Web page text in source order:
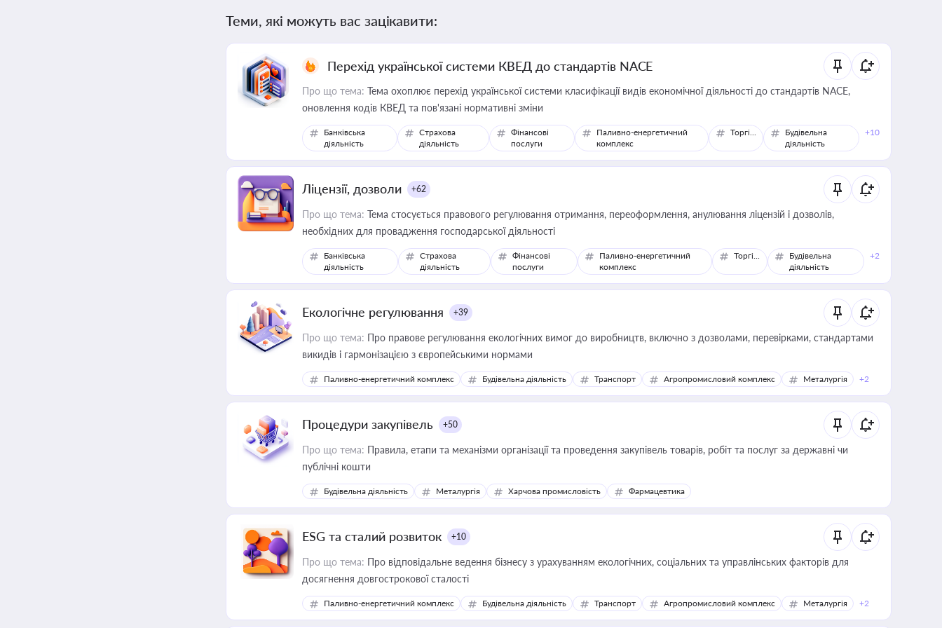
Теми, які можуть вас зацікавити:
Перехід української системи КВЕД до стандартів NACE
Про що тема: Тема охоплює перехід української системи класифікації видів економічної діяльності до стандартів NACE,
оновлення кодів КВЕД та пов'язані нормативні зміни
Банківська
діяльність
Страхова
діяльність
Фінансові
послуги
Паливно-енергетичний
комплекс
Торгівля
Будівельна
діяльність
+10
Ліцензії, дозволи +62
Про що тема: Тема стосується правового регулювання отримання, переоформлення, анулювання ліцензій і дозволів,
необхідних для провадження господарської діяльності
Банківська
діяльність
Страхова
діяльність
Фінансові
послуги
Паливно-енергетичний
комплекс
Торгівля
Будівельна
діяльність
+2
Екологічне регулювання +39
Про що тема: Про правове регулювання екологічних вимог до виробництв, включно з дозволами, перевірками, стандартами
викидів і гармонізацією з європейськими нормами
Паливно-енергетичний комплекс Будівельна діяльність Транспорт Агропромисловий комплекс Металургія +2
Процедури закупівель +50
Про що тема: Правила, етапи та механізми організації та проведення закупівель товарів, робіт та послуг за державні чи
публічні кошти
Будівельна діяльність Металургія Харчова промисловість Фармацевтика
ESG та сталий розвиток +10
Про що тема: Про відповідальне ведення бізнесу з урахуванням екологічних, соціальних та управлінських факторів для
досягнення довгострокової сталості
Паливно-енергетичний комплекс Будівельна діяльність Транспорт Агропромисловий комплекс Металургія +2